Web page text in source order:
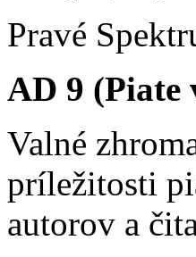
Pravé
AD 9 (Piate
Valné
príležitosti
autorov a